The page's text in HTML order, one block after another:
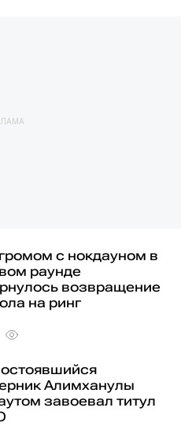
с нокдауном в
раунде
возвращение
на ринг
Алимханулы
завоевал титул